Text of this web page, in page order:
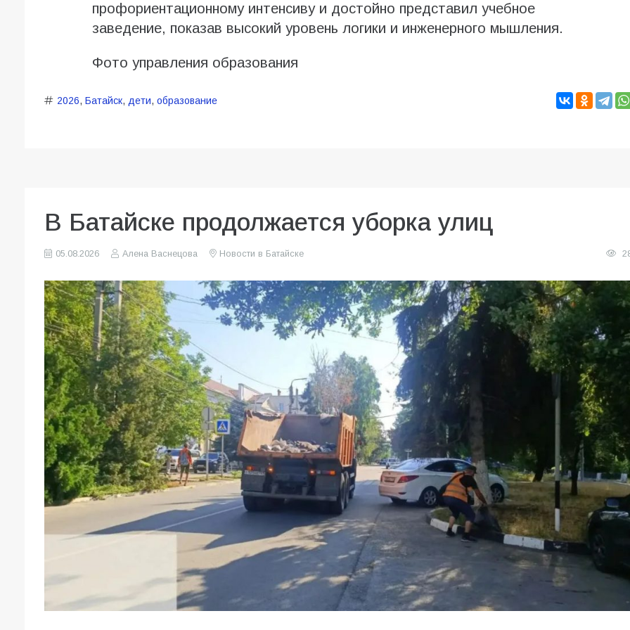
профориентационному интенсиву и достойно представил учебное
заведение, показав высокий уровень логики и инженерного мышления.
Фото управления образования
2026, Батайск, дети, образование
В Батайске продолжается уборка улиц
05.08.2026 Алена Васнецова Новости в Батайске